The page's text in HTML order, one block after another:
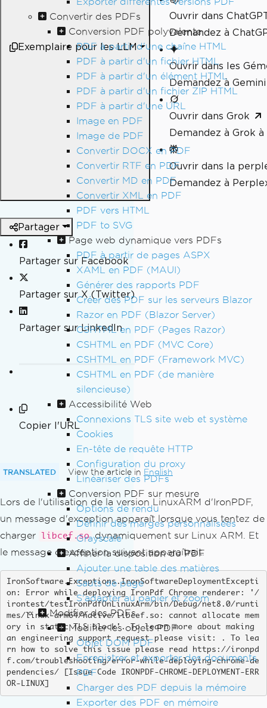
Convertir des PDFs
Conversion PDF polyvalente
PDF à partir d'une chaîne HTML
PDF à partir d'un fichier HTML
PDF à partir d'un élément HTML
PDF à partir d'un fichier ZIP HTML
PDF à partir d'une URL
Image en PDF
Image de PDF
Convertir DOCX en PDF
Convertir RTF en PDF
Convertir MD en PDF
Convertir XML en PDF
PDF vers HTML
PDF to SVG
Page web dynamique vers PDFs
PDF à partir de pages ASPX
XAML en PDF (MAUI)
Générer des rapports PDF
Créer des PDF sur les serveurs Blazor
Razor en PDF (Blazor Server)
CSHTML en PDF (Pages Razor)
CSHTML en PDF (MVC Core)
CSHTML en PDF (Framework MVC)
CSHTML en PDF (de manière
silencieuse)
Accessibilité Web
Connexions TLS site web et système
Cookies
En-tête de requête HTTP
Configuration du proxy
Linéariser des PDFs
Conversion PDF sur mesure
Options de rendu
Définir des marges personnalisées
Grayscale
Affiner la disposition du PDF
Ajouter une table des matières
Sauts de page
S'adapter au papier et zoom
Modifier des PDFs
Modifier les objets PDF
Objet DOM PDF
Enregistrer et exporter des documents
PDF
Charger des PDF depuis la mémoire
Exporter des PDF en mémoire
Exemplaire pour les LLM
Ouvrir dans
Demandez à
Ouvrir dans les
Demandez à
Ouvrir dans Grok
Demandez à Grok
Ouvrir dans la
Demandez à
Partager
Partager sur Facebook
Partager sur X (Twitter)
Partager sur LinkedIn
Copier l'URL
TRANSLATED View the article in English
Lors de l'utilisation de la version LinuxARM d'IronPDF,
un message d'exception apparaît lorsque vous tentez de
charger
libcef.so dynamiquement sur Linux ARM. Et
le message d'exception suivant apparaîtrait.
IronSoftware.Exceptions.IronSoftwareDeploymentExcepti
on: Error while deploying IronPdf Chrome renderer: '/
irontest/testIronPdfOnLinuxArm/bin/Debug/net8.0/runti
mes/linux-arm64/native/libcef.so: cannot allocate mem
ory in static TLS block'. To learn more about making
an engineering support request please visit: . To lea
rn how to solve this issue please read https://ironpd
f.com/troubleshooting/error-while-deploying-chrome-de
pendencies/ [Issue Code IRONPDF-CHROME-DEPLOYMENT-ERR
OR-LINUX]